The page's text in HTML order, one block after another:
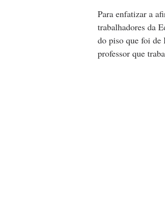
Para enfatizar a
trabalhadores da
do piso que foi de
professor que